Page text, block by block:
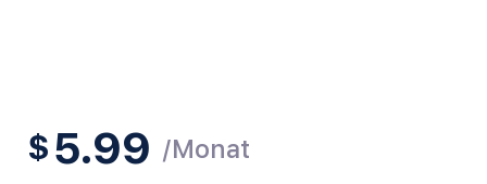
$5.99 /Monat